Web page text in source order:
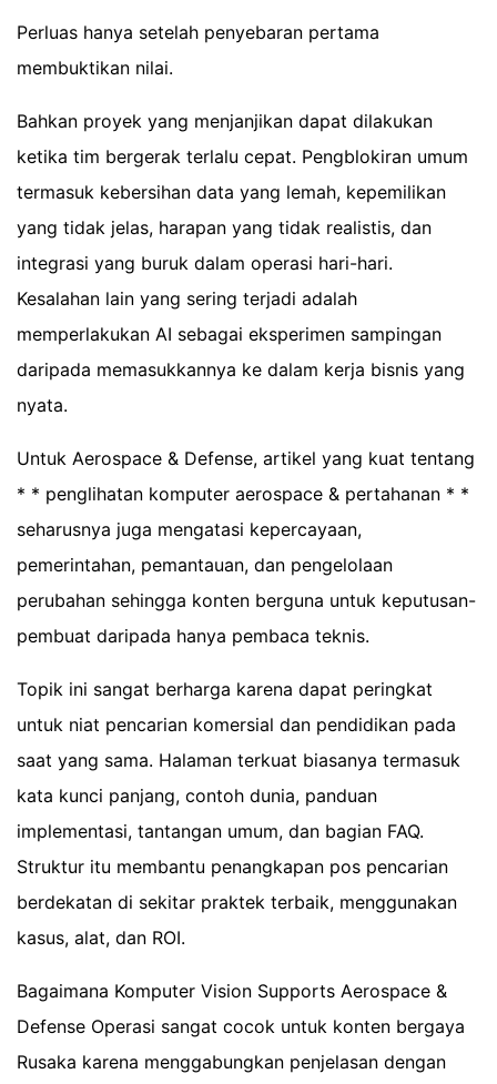
Perluas hanya setelah penyebaran pertama
membuktikan nilai.
Bahkan proyek yang menjanjikan dapat dilakukan
ketika tim bergerak terlalu cepat. Pengblokiran umum
termasuk kebersihan data yang lemah, kepemilikan
yang tidak jelas, harapan yang tidak realistis, dan
integrasi yang buruk dalam operasi hari-hari.
Kesalahan lain yang sering terjadi adalah
memperlakukan AI sebagai eksperimen sampingan
daripada memasukkannya ke dalam kerja bisnis yang
nyata.
Untuk Aerospace & Defense, artikel yang kuat tentang
* * penglihatan komputer aerospace & pertahanan * *
seharusnya juga mengatasi kepercayaan,
pemerintahan, pemantauan, dan pengelolaan
perubahan sehingga konten berguna untuk keputusan-
pembuat daripada hanya pembaca teknis.
Topik ini sangat berharga karena dapat peringkat
untuk niat pencarian komersial dan pendidikan pada
saat yang sama. Halaman terkuat biasanya termasuk
kata kunci panjang, contoh dunia, panduan
implementasi, tantangan umum, dan bagian FAQ.
Struktur itu membantu penangkapan pos pencarian
berdekatan di sekitar praktek terbaik, menggunakan
kasus, alat, dan ROI.
Bagaimana Komputer Vision Supports Aerospace &
Defense Operasi sangat cocok untuk konten bergaya
Rusaka karena menggabungkan penjelasan dengan